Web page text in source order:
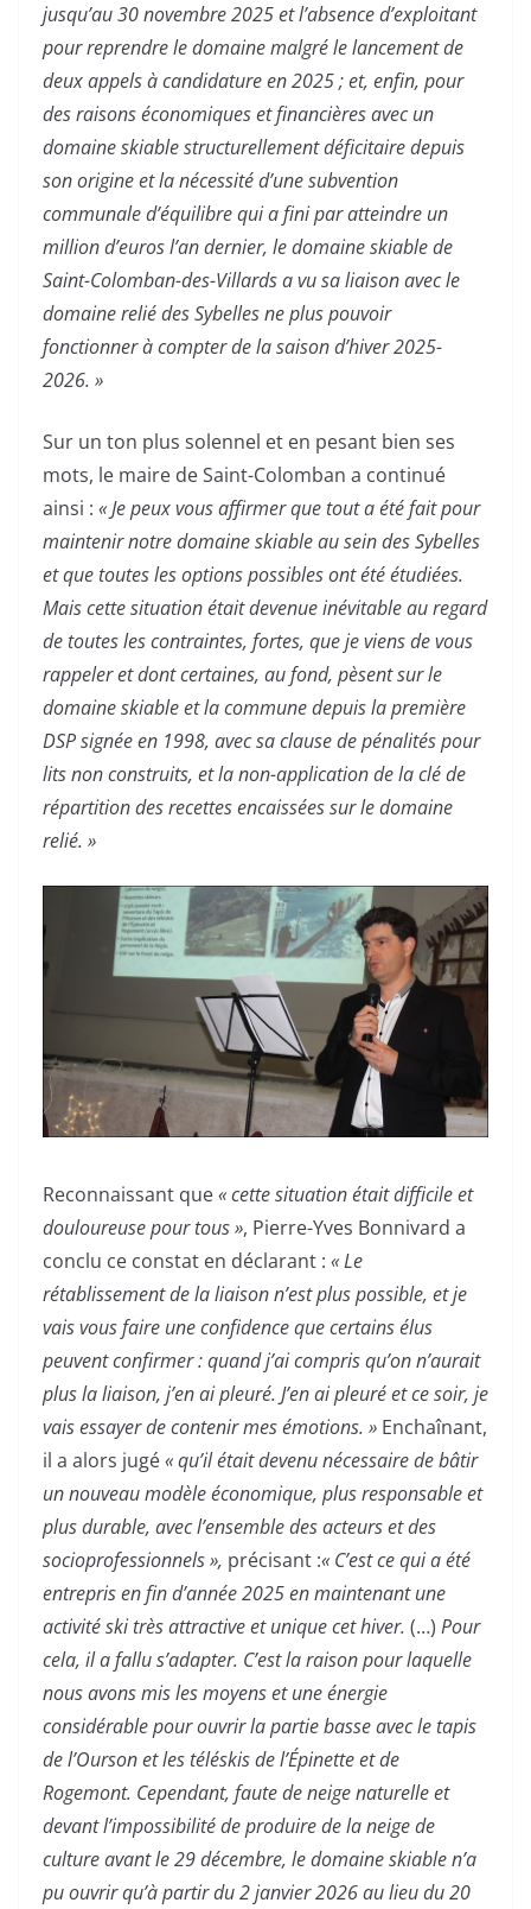
jusqu’au 30 novembre 2025 et l’absence d’exploitant
pour reprendre le domaine malgré le lancement de
deux appels à candidature en 2025 ; et, enfin, pour
des raisons économiques et financières avec un
domaine skiable structurellement déficitaire depuis
son origine et la nécessité d’une subvention
communale d’équilibre qui a fini par atteindre un
million d’euros l’an dernier, le domaine skiable de
Saint-Colomban-des-Villards a vu sa liaison avec le
domaine relié des Sybelles ne plus pouvoir
fonctionner à compter de la saison d’hiver 2025-
2026. »
Sur un ton plus solennel et en pesant bien ses
mots, le maire de Saint-Colomban a continué
ainsi : « Je peux vous affirmer que tout a été fait pour
maintenir notre domaine skiable au sein des Sybelles
et que toutes les options possibles ont été étudiées.
Mais cette situation était devenue inévitable au regard
de toutes les contraintes, fortes, que je viens de vous
rappeler et dont certaines, au fond, pèsent sur le
domaine skiable et la commune depuis la première
DSP signée en 1998, avec sa clause de pénalités pour
lits non construits, et la non-application de la clé de
répartition des recettes encaissées sur le domaine
relié. »
Reconnaissant que« cette situation était difficile et
douloureuse pour tous », Pierre-Yves Bonnivard a
conclu ce constat en déclarant : « Le
rétablissement de la liaison n’est plus possible, et je
vais vous faire une confidence que certains élus
peuvent confirmer : quand j’ai compris qu’on n’aurait
plus la liaison, j’en ai pleuré. J’en ai pleuré et ce soir, je
vais essayer de contenir mes émotions. » Enchaînant,
il a alors jugé« qu’il était devenu nécessaire de bâtir
un nouveau modèle économique, plus responsable et
plus durable, avec l’ensemble des acteurs et des
socioprofessionnels », précisant :« C’est ce qui a été
entrepris en fin d’année 2025 en maintenant une
activité ski très attractive et unique cet hiver. (…) Pour
cela, il a fallu s’adapter. C’est la raison pour laquelle
nous avons mis les moyens et une énergie
considérable pour ouvrir la partie basse avec le tapis
de l’Ourson et les téléskis de l’Épinette et de
Rogemont. Cependant, faute de neige naturelle et
devant l’impossibilité de produire de la neige de
culture avant le 29 décembre, le domaine skiable n’a
pu ouvrir qu’à partir du 2 janvier 2026 au lieu du 20